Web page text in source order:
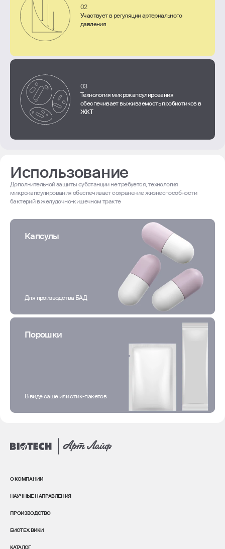
02
Участвует в регуляции артериального
давления
03
Технология микрокапсулирования
обеспечивает выживаемость пробиотиков в
ЖКТ
Использование
Дополнительной защиты субстанции не требуется, технология
микрокапсулирования обеспечивает сохранение жизнеспособности
бактерий в желудочно-кишечном тракте
Капсулы
Для производства БАД
Порошки
В виде саше или стик-пакетов
О КОМПАНИИ
НАУЧНЫЕ НАПРАВЛЕНИЯ
ПРОИЗВОДСТВО
БИОТЕХ.ВИКИ
КАТАЛОГ